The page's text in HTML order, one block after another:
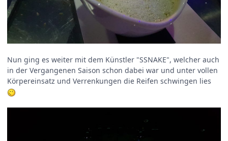
Nun ging es weiter mit dem Künstler "SSNAKE", welcher auch
in der Vergangenen Saison schon dabei war und unter vollen
Körpereinsatz und Verrenkungen die Reifen schwingen lies